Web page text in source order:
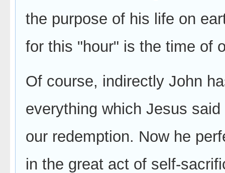
the purpose of his life on
for this "hour" is the time of
Of course, indirectly John
everything which Jesus
our redemption. Now he
in the great act of self-